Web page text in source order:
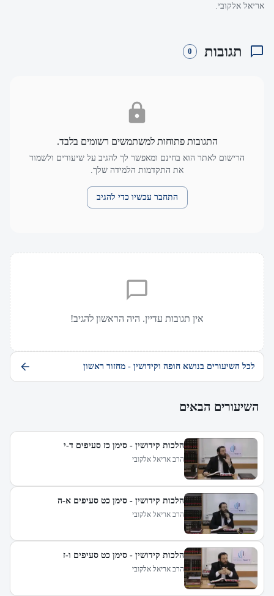
אריאל אלקובי.
תגובות 0
התגובות פתוחות למשתמשים רשומים בלבד.
הרישום לאתר הוא בחינם ומאפשר לך להגיב על שיעורים ולשמור
את התקדמות הלמידה שלך.
התחבר עכשיו כדי להגיב
אין תגובות עדיין. היה הראשון להגיב!
לכל השיעורים בנושא חופה וקידושין - מחזור ראשון
השיעורים הבאים
הלכות קידושין - סימן כז סעיפים ד-י
הרב אריאל אלקובי
הלכות קידושין - סימן כט סעיפים א-ה
הרב אריאל אלקובי
הלכות קידושין - סימן כט סעיפים ו-ז
הרב אריאל אלקובי